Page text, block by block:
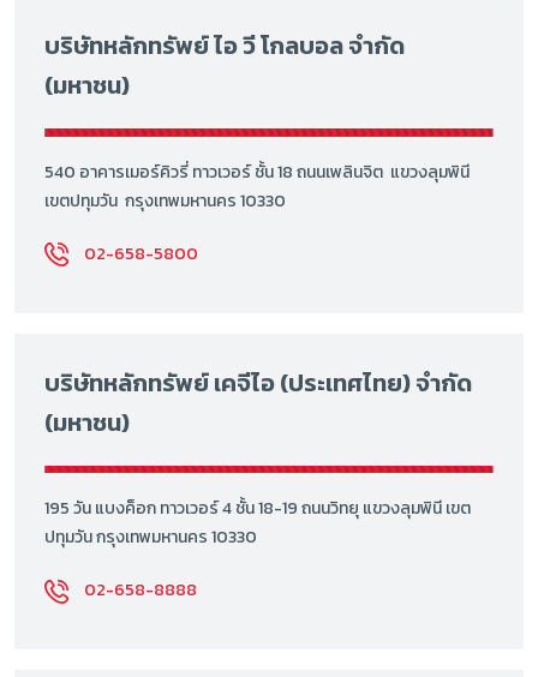
บริษัทหลักทรัพย์ ไอ วี โกลบอล จำกัด
(มหาชน)
540 อาคารเมอร์คิวรี่ ทาวเวอร์ ชั้น 18 ถนนเพลินจิต แขวงลุมพินี
เขตปทุมวัน กรุงเทพมหานคร 10330
02-658-5800
บริษัทหลักทรัพย์ เคจีไอ (ประเทศไทย) จำกัด
(มหาชน)
195 วัน แบงค็อก ทาวเวอร์ 4 ชั้น 18-19 ถนนวิทยุ แขวงลุมพินี เขต
ปทุมวัน กรุงเทพมหานคร 10330
02-658-8888